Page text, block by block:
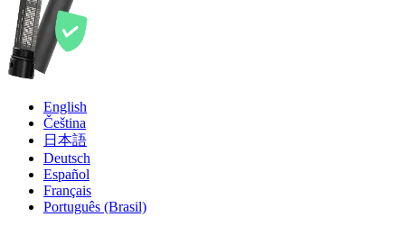
English
Čeština
日本語
Deutsch
Español
Français
Português (Brasil)